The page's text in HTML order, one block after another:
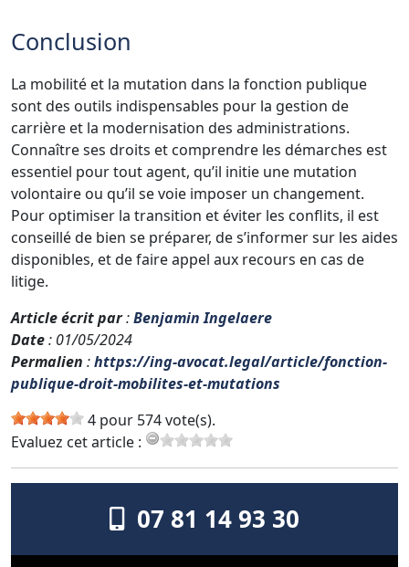
Conclusion
La mobilité et la mutation dans la fonction publique
sont des outils indispensables pour la gestion de
carrière et la modernisation des administrations.
Connaître ses droits et comprendre les démarches est
essentiel pour tout agent, qu’il initie une mutation
volontaire ou qu’il se voie imposer un changement.
Pour optimiser la transition et éviter les conflits, il est
conseillé de bien se préparer, de s’informer sur les aides
disponibles, et de faire appel aux recours en cas de
litige.
Article écrit par:Benjamin Ingelaere
Date: 01/05/2024
Permalien :https://ing-avocat.legal/article/fonction-
publique-droit-mobilites-et-mutations
4 pour 574 vote(s).
Evaluez cet article :
07 81 14 93 30